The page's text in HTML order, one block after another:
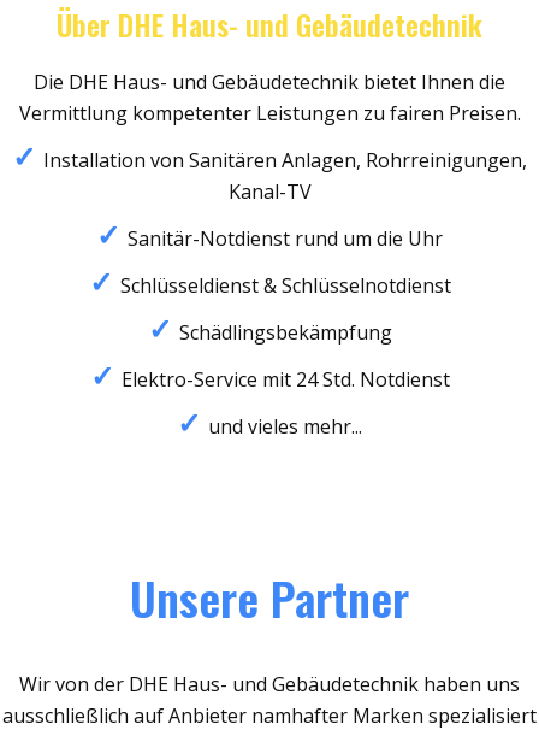
Über DHE Haus- und Gebäudetechnik
Die DHE Haus- und Gebäudetechnik bietet Ihnen die
Vermittlung kompetenter Leistungen zu fairen Preisen.
Installation von Sanitären Anlagen, Rohrreinigungen,
Kanal-TV
Sanitär-Notdienst rund um die Uhr
Schlüsseldienst & Schlüsselnotdienst
Schädlingsbekämpfung
Elektro-Service mit 24 Std. Notdienst
und vieles mehr...
Unsere Partner
Wir von der DHE Haus- und Gebäudetechnik haben uns
ausschließlich auf Anbieter namhafter Marken spezialisiert